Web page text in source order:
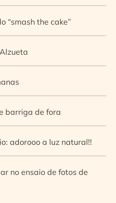
“smash the cake”
barriga de fora
adorooo a luz natural!!
no ensaio de fotos de